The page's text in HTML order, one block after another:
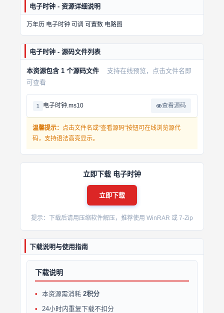
电子时钟 - 资源详细说明
万年历 电子时钟 可调 可置数 电路图
电子时钟 - 源码文件列表
本资源包含 1 个源码文件
支持在线预览，点击文件名即
可查看
1 电子时钟.ms10 查看源码
温馨提示： 点击文件名或"查看源码"按钮可在线浏览源代
码，支持语法高亮显示。
立即下载 电子时钟
立即下载
提示：下载后请用压缩软件解压，推荐使用 WinRAR 或 7-Zip
下载说明与使用指南
下载说明
本资源需消耗 2积分
24小时内重复下载不扣分